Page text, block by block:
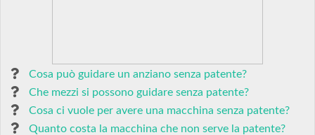
Cosa può guidare un anziano senza patente?
Che mezzi si possono guidare senza patente?
Cosa ci vuole per avere una macchina senza patente?
Quanto costa la macchina che non serve la patente?